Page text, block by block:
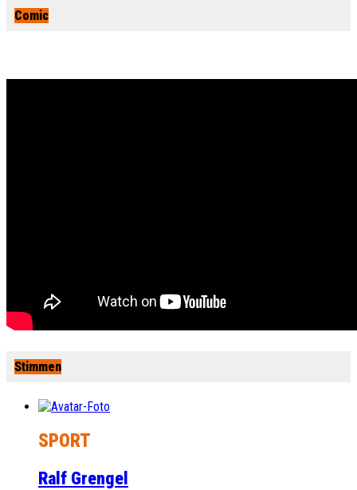
Comic
Stimmen
SPORT
Ralf Grengel